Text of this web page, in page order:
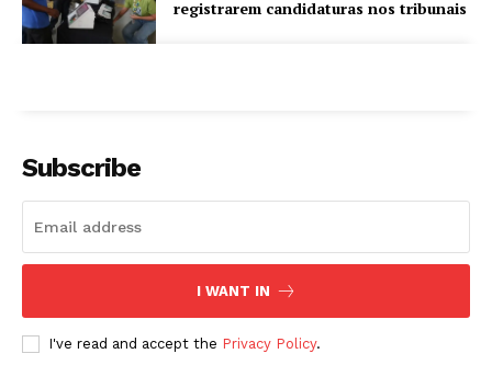
registrarem candidaturas nos tribunais
Subscribe
I WANT IN
I've read and accept the Privacy Policy.